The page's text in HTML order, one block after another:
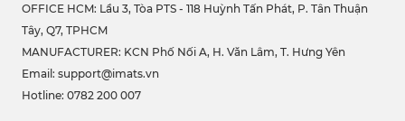
OFFICE HCM: Lầu 3, Tòa PTS - 118 Huỳnh Tấn Phát, P. Tân Thuận
Tây, Q7, TPHCM
MANUFACTURER: KCN Phố Nối A, H. Văn Lâm, T. Hưng Yên
Email: support@imats.vn
Hotline: 0782 200 007